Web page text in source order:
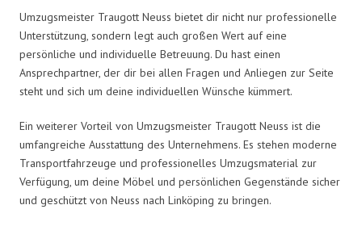
Umzugsmeister Traugott Neuss bietet dir nicht nur professionelle
Unterstützung, sondern legt auch großen Wert auf eine
persönliche und individuelle Betreuung. Du hast einen
Ansprechpartner, der dir bei allen Fragen und Anliegen zur Seite
steht und sich um deine individuellen Wünsche kümmert.
Ein weiterer Vorteil von Umzugsmeister Traugott Neuss ist die
umfangreiche Ausstattung des Unternehmens. Es stehen moderne
Transportfahrzeuge und professionelles Umzugsmaterial zur
Verfügung, um deine Möbel und persönlichen Gegenstände sicher
und geschützt von Neuss nach Linköping zu bringen.